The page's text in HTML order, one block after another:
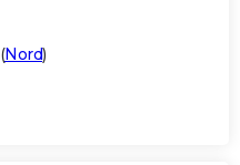
(Nord)